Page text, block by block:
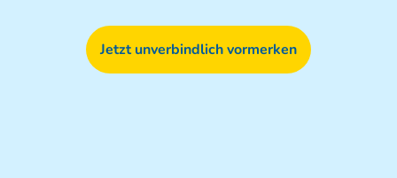
Jetzt unverbindlich vormerken